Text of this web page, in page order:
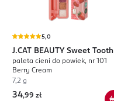
5,0
J.CAT BEAUTY Sweet Tooth
paleta cieni do powiek, nr 101
Berry Cream
7,2 g
34,99 zł